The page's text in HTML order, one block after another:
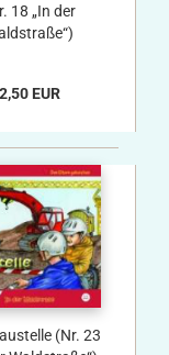
18 „In der
2,50 EUR
(Nr. 23